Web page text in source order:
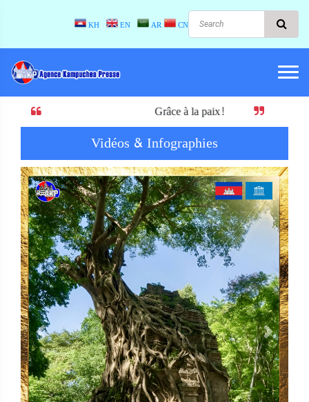
KH EN AR CN
Grâce à la paix! Quand il y a la paix, il y a le
Vidéos & Infographies
Previous Next